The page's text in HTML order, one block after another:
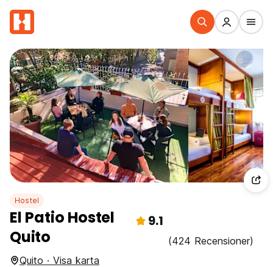
Hostel
El Patio Hostel
Quito
9.1
(424 Recensioner)
Quito · Visa karta